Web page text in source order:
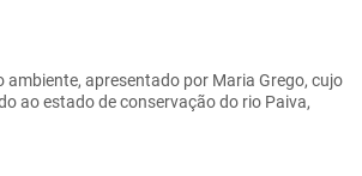
ambiente, apresentado por Maria Grego, cujo
ao estado de conservação do rio Paiva,